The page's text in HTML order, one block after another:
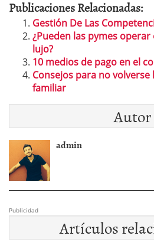
Publicaciones Relacionadas:
Gestión De Las
¿Pueden las pymes
lujo?
10 medios de pago en el
Consejos para no
familiar
Autor
admin
Publicidad
Artículos